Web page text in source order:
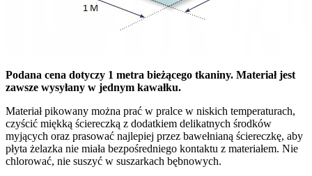
Podana cena dotyczy 1 metra bieżącego tkaniny. Materiał jest
zawsze wysyłany w jednym kawałku.
Materiał pikowany można prać w pralce w niskich temperaturach,
czyścić miękką ściereczką z dodatkiem delikatnych środków
myjących oraz prasować najlepiej przez bawełnianą ściereczkę, aby
płyta żelazka nie miała bezpośredniego kontaktu z materiałem. Nie
chlorować, nie suszyć w suszarkach bębnowych.